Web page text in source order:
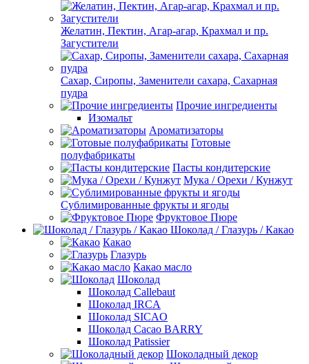
Желатин, Пектин, Агар-агар, Крахмал и пр.
Загустители
Сахар, Сиропы, Заменители сахара, Сахарная
пудра
Прочие ингредиенты
Изомальт
Ароматизаторы
Готовые
полуфабрикаты
Пасты кондитерские
Мука / Орехи / Кунжут
Сублимированные фрукты и ягоды
Фруктовое Пюре
Шоколад / Глазурь / Какао
Какао
Глазурь
Какао масло
Шоколад
Шоколад Callebaut
Шоколад IRCA
Шоколад SICAO
Шоколад Cacao BARRY
Шоколад Patissier
Шоколадный декор